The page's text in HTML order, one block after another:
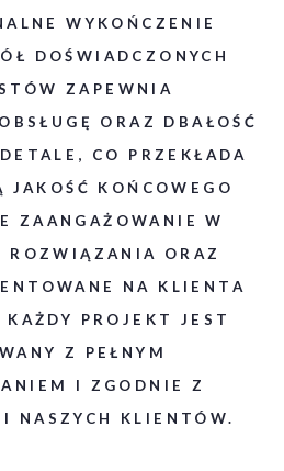
WYKOŃCZENIE
DOŚWIADCZONYCH
ZAPEWNIA
ORAZ DBAŁOŚĆ
CO PRZEKŁADA
JAKOŚĆ KOŃCOWEGO
ZAANGAŻOWANIE W
ROZWIĄZANIA ORAZ
NA KLIENTA
PROJEKT JEST
Z PEŁNYM
I ZGODNIE Z
NASZYCH KLIENTÓW.